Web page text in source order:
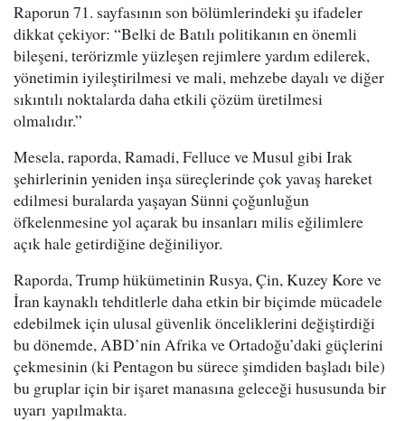
Raporun 71. sayfasının son bölümlerindeki şu ifadeler
dikkat çekiyor: “Belki de Batılı politikanın en önemli
bileşeni, terörizmle yüzleşen rejimlere yardım edilerek,
yönetimin iyileştirilmesi ve mali, mehzebe dayalı ve diğer
sıkıntılı noktalarda daha etkili çözüm üretilmesi
olmalıdır.”
Mesela, raporda, Ramadi, Felluce ve Musul gibi Irak
şehirlerinin yeniden inşa süreçlerinde çok yavaş hareket
edilmesi buralarda yaşayan Sünni çoğunluğun
öfkelenmesine yol açarak bu insanları milis eğilimlere
açık hale getirdiğine değiniliyor.
Raporda, Trump hükümetinin Rusya, Çin, Kuzey Kore ve
İran kaynaklı tehditlerle daha etkin bir biçimde mücadele
edebilmek için ulusal güvenlik önceliklerini değiştirdiği
bu dönemde, ABD’nin Afrika ve Ortadoğu’daki güçlerini
çekmesinin (ki Pentagon bu sürece şimdiden başladı bile)
bu gruplar için bir işaret manasına geleceği hususunda bir
uyarı yapılmakta.